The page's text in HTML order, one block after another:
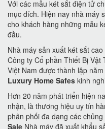
Với các mẫu két sắt điện tử
mục đích. Hiện nay nhà máy
cho khách hàng những mẫu
đầu.
Nhà máy sản xuất két sắt cao
Công ty Cổ phần Thiết Bị
Việt Nam được thành lập
Luxury Home Safes kinh
Hơn 20 năm phát triển hiện
nhận, là thương hiệu uy tín
phân phối đa dạng các chủng
Sale Nhà máy đã xuất khẩu